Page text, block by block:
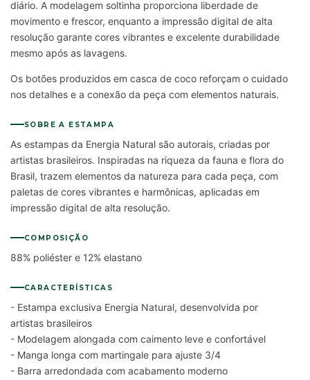
diário. A modelagem soltinha proporciona liberdade de
movimento e frescor, enquanto a impressão digital de alta
resolução garante cores vibrantes e excelente durabilidade
mesmo após as lavagens.
Os botões produzidos em casca de coco reforçam o cuidado
nos detalhes e a conexão da peça com elementos naturais.
SOBRE A ESTAMPA
As estampas da Energia Natural são autorais, criadas por
artistas brasileiros. Inspiradas na riqueza da fauna e flora do
Brasil, trazem elementos da natureza para cada peça, com
paletas de cores vibrantes e harmônicas, aplicadas em
impressão digital de alta resolução.
COMPOSIÇÃO
88% poliéster e 12% elastano
CARACTERÍSTICAS
- Estampa exclusiva Energia Natural, desenvolvida por
artistas brasileiros
- Modelagem alongada com caimento leve e confortável
- Manga longa com martingale para ajuste 3/4
- Barra arredondada com acabamento moderno